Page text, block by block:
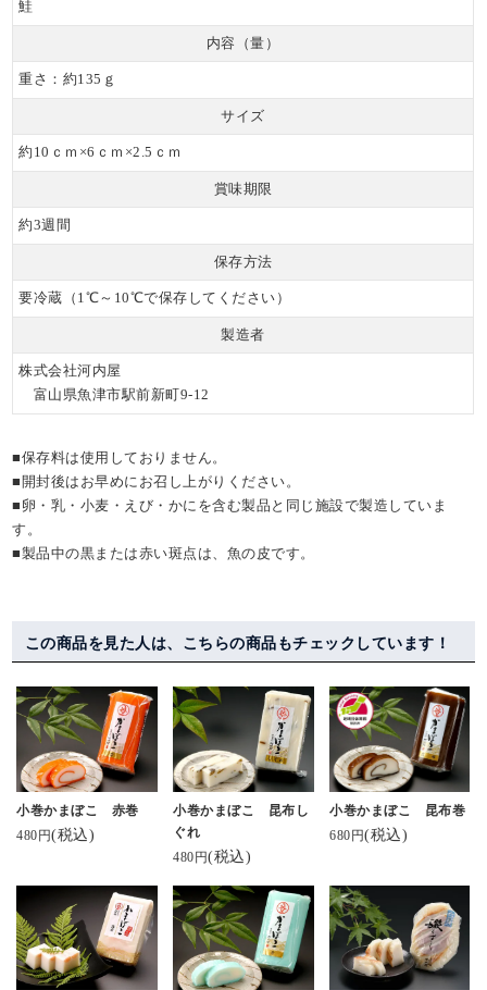
鮭
内容（量）
重さ：約135ｇ
サイズ
約10ｃｍ×6ｃｍ×2.5ｃｍ
賞味期限
約3週間
保存方法
要冷蔵（1℃～10℃で保存してください）
製造者
株式会社河内屋
富山県魚津市駅前新町9-12
■保存料は使用しておりません。
■開封後はお早めにお召し上がりください。
■卵・乳・小麦・えび・かにを含む製品と同じ施設で製造していま
す。
■製品中の黒または赤い斑点は、魚の皮です。
この商品を見た人は、こちらの商品もチェックしています！
小巻かまぼこ 赤巻
480円(税込)
小巻かまぼこ 昆布し
ぐれ
480円(税込)
小巻かまぼこ 昆布巻
680円(税込)